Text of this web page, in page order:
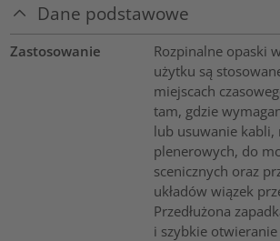
Dane podstawowe
Zastosowanie
Rozpinalne opaski
użytku są
miejscach
tam, gdzie
lub usuwanie kabli,
plenerowych, do
scenicznych oraz
układów wiązek
Przedłużona
i szybkie otwieranie